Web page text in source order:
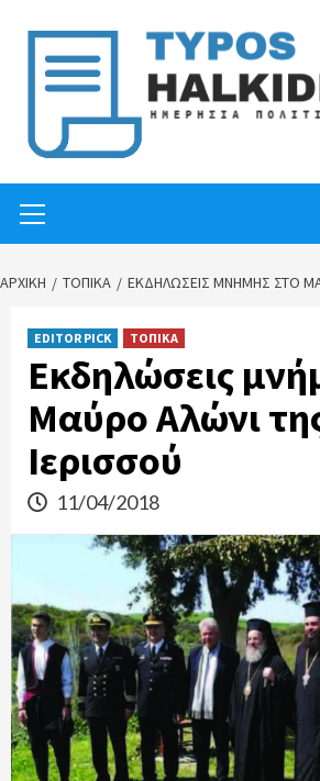
content
Menu
ΑΡΧΙΚΉ ΤΟΠΙΚΑ ΕΚΔΗΛΏΣΕΙΣ ΜΝΉΜΗΣ ΣΤΟ
EDITOR PICK ΤΟΠΙΚΑ
Εκδηλώσεις
Μαύρο Αλώνι
Ιερισσού
11/04/2018